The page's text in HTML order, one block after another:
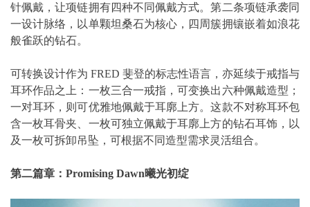
针佩戴，让项链拥有四种不同佩戴方式。第二条项链承袭同
一设计脉络，以单颗坦桑石为核心，四周簇拥镶嵌着如浪花
般雀跃的钻石。
可转换设计作为 FRED 斐登的标志性语言，亦延续于戒指与
耳环作品之上：一枚三合一戒指，可变换出六种佩戴造型；
一对耳环，则可优雅地佩戴于耳廓上方。这款不对称耳环包
含一枚耳骨夹、一枚可独立佩戴于耳廓上方的钻石耳饰，以
及一枚可拆卸吊坠，可根据不同造型需求灵活组合。
第二篇章： Promising Dawn曦光初绽